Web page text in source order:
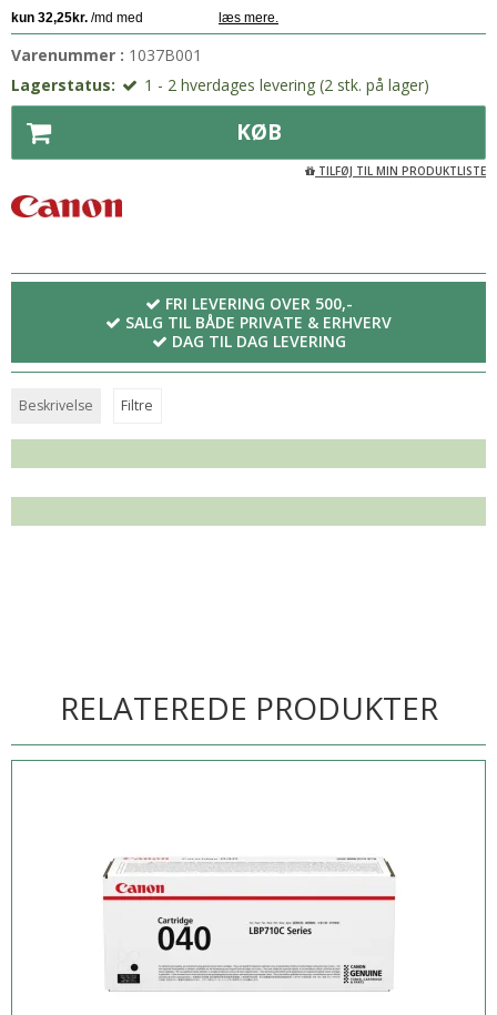
Varenummer : 1037B001
Lagerstatus:
1 - 2 hverdages levering (2 stk. på lager)
KØB
TILFØJ TIL MIN PRODUKTLISTE
FRI LEVERING OVER 500,-
SALG TIL BÅDE PRIVATE & ERHVERV
DAG TIL DAG LEVERING
Beskrivelse Filtre
RELATEREDE PRODUKTER